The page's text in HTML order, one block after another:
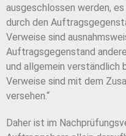
ausgeschlossen werden,
durch den
Verweise sind
Auftragsgegenstand
und allgemein verständlich
Verweise sind mit dem
versehen.“
Daher ist im